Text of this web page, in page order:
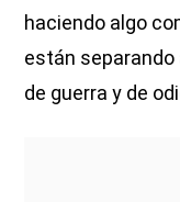
haciendo algo
están separando
de guerra y de